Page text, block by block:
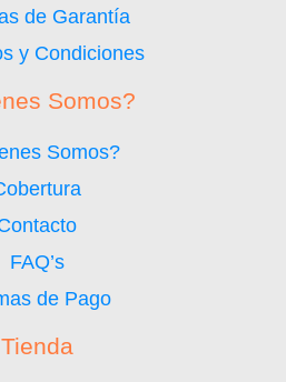
de Garantía
y Condiciones
Somos?
Somos?
FAQ’s
de Pago
Tienda